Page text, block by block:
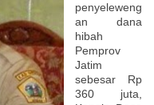
penyeleweng
an dana
hibah
Pemprov
Jatim
sebesar Rp
360 juta,